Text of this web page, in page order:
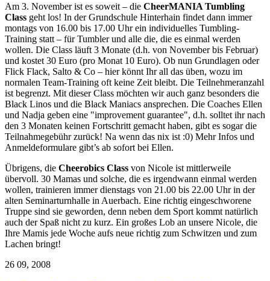
Am 3. November ist es soweit – die CheerMANIA Tumbling
Class geht los! In der Grundschule Hinterhain findet dann immer
montags von 16.00 bis 17.00 Uhr ein individuelles Tumbling-
Training statt – für Tumbler und alle die, die es einmal werden
wollen. Die Class läuft 3 Monate (d.h. von November bis Februar)
und kostet 30 Euro (pro Monat 10 Euro). Ob nun Grundlagen oder
Flick Flack, Salto & Co – hier könnt Ihr all das üben, wozu im
normalen Team-Training oft keine Zeit bleibt. Die Teilnehmeranzahl
ist begrenzt. Mit dieser Class möchten wir auch ganz besonders die
Black Linos und die Black Maniacs ansprechen. Die Coaches Ellen
und Nadja geben eine "improvement guarantee", d.h. solltet ihr nach
den 3 Monaten keinen Fortschritt gemacht haben, gibt es sogar die
Teilnahmegebühr zurück! Na wenn das nix ist :0) Mehr Infos und
Anmeldeformulare gibt’s ab sofort bei Ellen.
Übrigens, die Cheerobics Class von Nicole ist mittlerweile
übervoll. 30 Mamas und solche, die es irgendwann einmal werden
wollen, trainieren immer dienstags von 21.00 bis 22.00 Uhr in der
alten Seminarturnhalle in Auerbach. Eine richtig eingeschworene
Truppe sind sie geworden, denn neben dem Sport kommt natürlich
auch der Spaß nicht zu kurz. Ein großes Lob an unsere Nicole, die
Ihre Mamis jede Woche aufs neue richtig zum Schwitzen und zum
Lachen bringt!
26 09, 2008